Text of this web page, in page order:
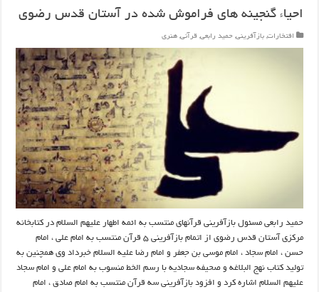
احیاء گنجینه های فراموش شده در آستان قدس رضوی
افتخارات, بازآفرینی, حمید رابعی, قرآنی, هنری
حمید رابعی مسئول بازآفرینی قرآنهای منتسب به ائمه اطهار علیهم السلام در کتابخانه
مرکزی آستان قدس رضوی از اتمام بازآفرینی ۵ قرآن منتسب به امام علی ، امام
حسن ، امام سجاد ، امام موسی بن جعفر و امام رضا علیه السلام خبرداد وی همچنین به
تولید کتاب نهج البلاغه و صحیفه سجادیه با رسم الخط منسوب به امام علی و امام سجاد
علیهم السلام اشاره کرد و افزود بازآفرینی سه قرآن منتسب به امام صادق ، امام